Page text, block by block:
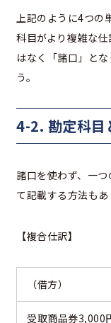
上記のように4つの
科目がより複雑な
はなく「諸口」と
う。
4-2. 勘定科目
諸口を使わず、一
て記載する方法もあ
【複合仕訳】
（借方）
受取商品券3,000